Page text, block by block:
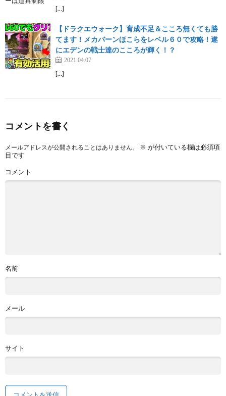
[…]
【ドラクエウォーク】育成不足＆こころ無くても勝
てます！メカバーンほこらをレベル６０で攻略！遂
にエデンの戦士達のこころが輝く！？
2021.04.07
[…]
コメントを書く
メールアドレスが公開されることはありません。 ※ が付いている欄は必須項
目です
コメント
名前
メール
サイト